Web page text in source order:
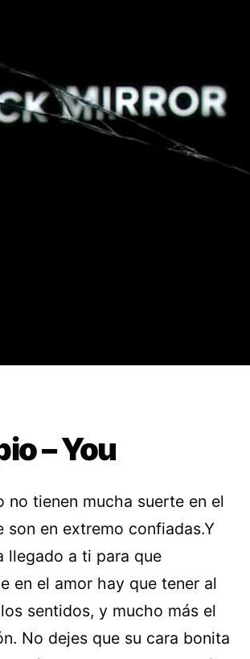
– You
no tienen mucha suerte en el
son en extremo confiadas.Y
llegado a ti para que
en el amor hay que tener al
sentidos, y mucho más el
No dejes que su cara bonita